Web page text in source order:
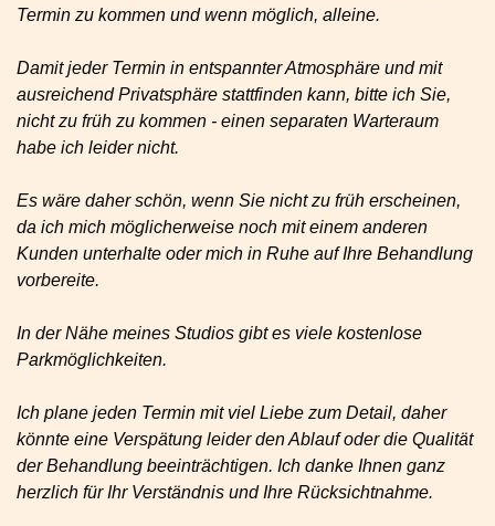
Termin zu kommen und wenn möglich, alleine.
Damit jeder Termin in entspannter Atmosphäre und mit
ausreichend Privatsphäre stattfinden kann, bitte ich Sie,
nicht zu früh zu kommen - einen separaten Warteraum
habe ich leider nicht.
Es wäre daher schön, wenn Sie nicht zu früh erscheinen,
da ich mich möglicherweise noch mit einem anderen
Kunden unterhalte oder mich in Ruhe auf Ihre Behandlung
vorbereite.
In der Nähe meines Studios gibt es viele kostenlose
Parkmöglichkeiten.
Ich plane jeden Termin mit viel Liebe zum Detail, daher
könnte eine Verspätung leider den Ablauf oder die Qualität
der Behandlung beeinträchtigen. Ich danke Ihnen ganz
herzlich für Ihr Verständnis und Ihre Rücksichtnahme.